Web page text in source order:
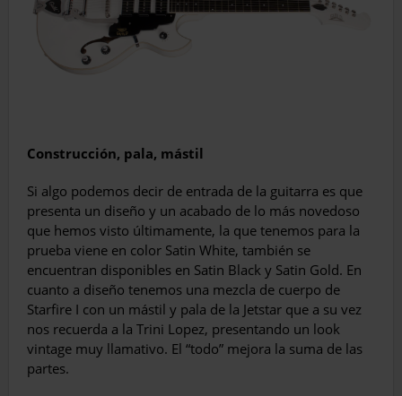
Construcción, pala, mástil
Si algo podemos decir de entrada de la guitarra es que
presenta un diseño y un acabado de lo más novedoso
que hemos visto últimamente, la que tenemos para la
prueba viene en color Satin White, también se
encuentran disponibles en Satin Black y Satin Gold. En
cuanto a diseño tenemos una mezcla de cuerpo de
Starfire I con un mástil y pala de la Jetstar que a su vez
nos recuerda a la Trini Lopez, presentando un look
vintage muy llamativo. El “todo” mejora la suma de las
partes.